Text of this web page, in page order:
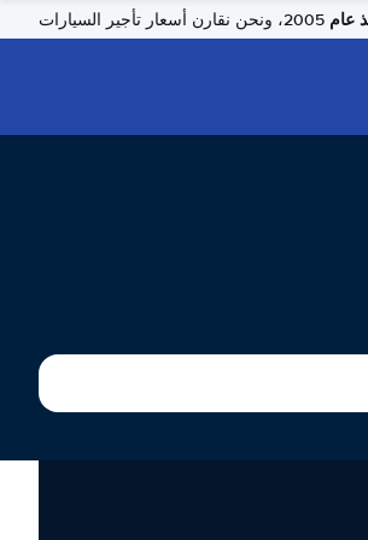
عام